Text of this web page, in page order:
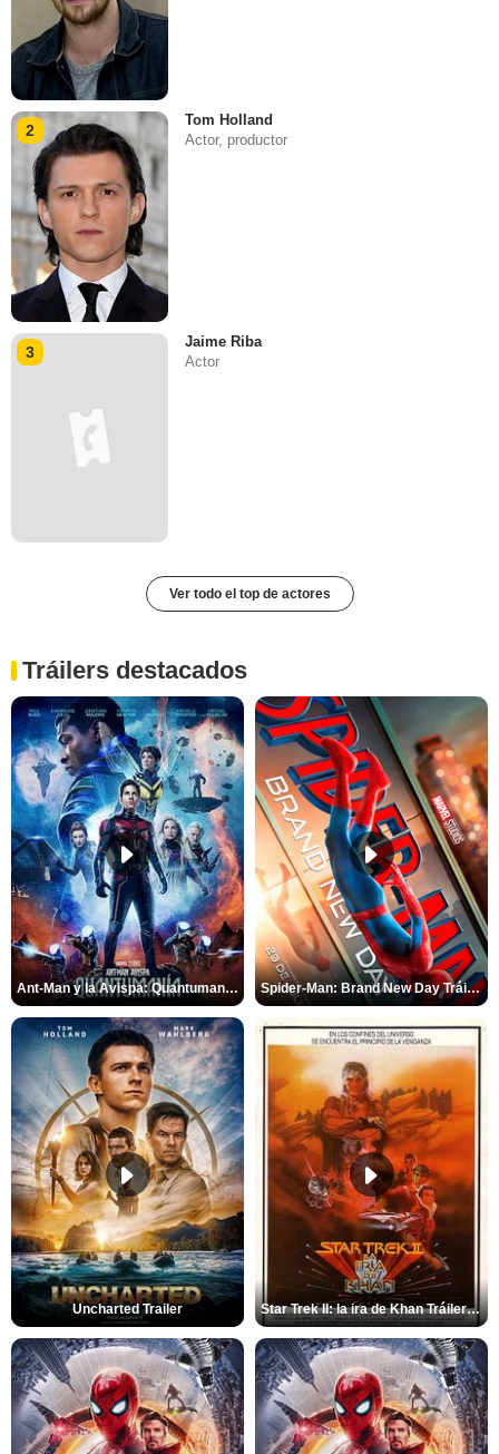
2
Tom Holland
Actor, productor
3
Jaime Riba
Actor
Ver todo el top de actores
Tráilers destacados
Ant-Man y la Avispa: Quantumanía Tráiler (2) Spider-Man: Brand New Day Tráiler (3)
Uncharted Trailer Star Trek II: la ira de Khan Tráiler VO